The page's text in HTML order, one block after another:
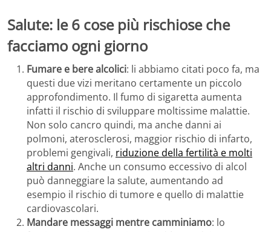
Salute: le 6 cose più rischiose che
facciamo ogni giorno
Fumare e bere alcolici: li abbiamo citati poco fa, ma
questi due vizi meritano certamente un piccolo
approfondimento. Il fumo di sigaretta aumenta
infatti il rischio di sviluppare moltissime malattie.
Non solo cancro quindi, ma anche danni ai
polmoni, aterosclerosi, maggior rischio di infarto,
problemi gengivali, riduzione della fertilità e molti
altri danni. Anche un consumo eccessivo di alcol
può danneggiare la salute, aumentando ad
esempio il rischio di tumore e quello di malattie
cardiovascolari.
Mandare messaggi mentre camminiamo: lo